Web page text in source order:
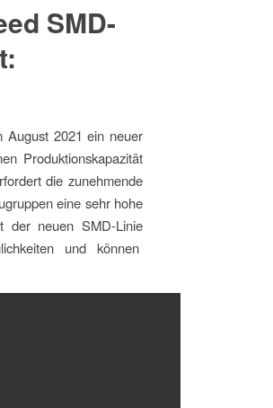
SMD-
August 2021 ein neuer
Produktionskapazität
die zunehmende
eine sehr hohe
der neuen SMD-Linie
und können